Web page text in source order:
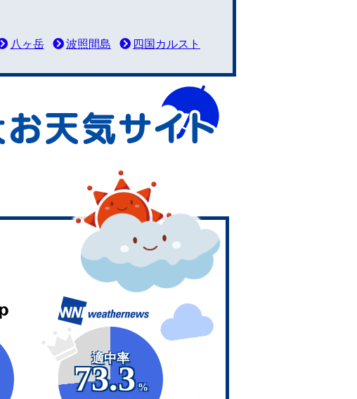
八ヶ岳 波照間島 四国カルスト
適中率
73.3
%